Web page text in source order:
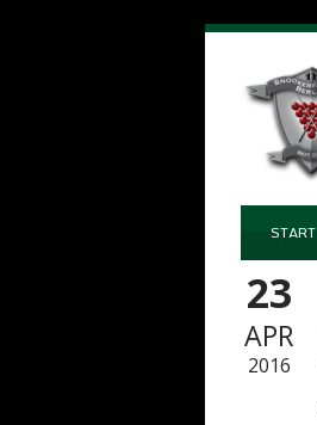
START
23
APR
2016